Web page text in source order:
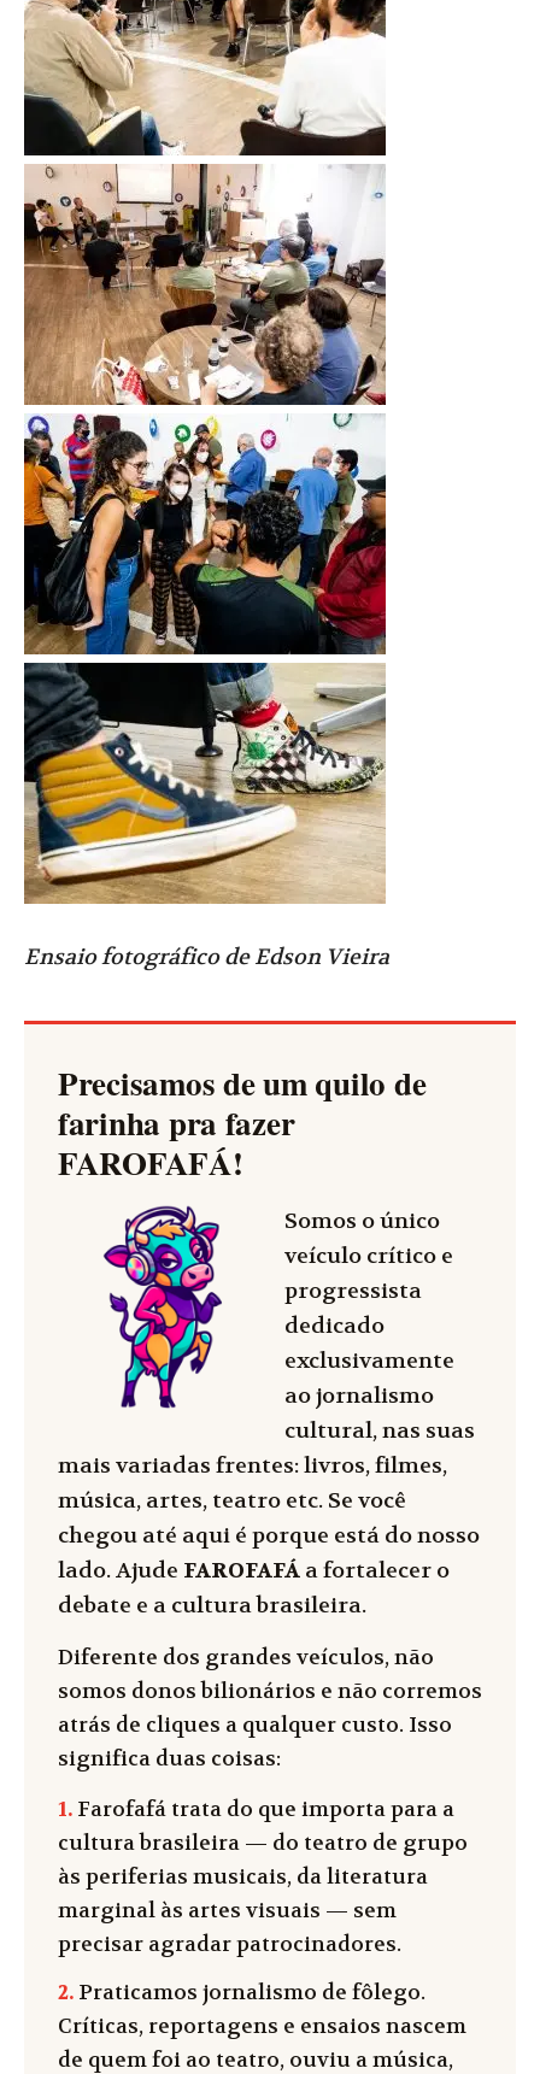
Ensaio fotográfico de Edson Vieira
Precisamos de um quilo de
farinha pra fazer
FAROFAFÁ!
Somos o único
veículo crítico e
progressista
dedicado
exclusivamente
ao jornalismo
cultural, nas suas
mais variadas frentes: livros, filmes,
música, artes, teatro etc. Se você
chegou até aqui é porque está do nosso
lado. Ajude FAROFAFÁ a fortalecer o
debate e a cultura brasileira.
Diferente dos grandes veículos, não
somos donos bilionários e não corremos
atrás de cliques a qualquer custo. Isso
significa duas coisas:
1. Farofafá trata do que importa para a
cultura brasileira — do teatro de grupo
às periferias musicais, da literatura
marginal às artes visuais — sem
precisar agradar patrocinadores.
2. Praticamos jornalismo de fôlego.
Críticas, reportagens e ensaios nascem
de quem foi ao teatro, ouviu a música,